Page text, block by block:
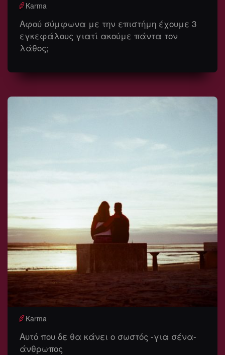
Karma
Αφού σύμφωνα με την επιστήμη έχουμε 3
εγκεφάλους γιατί ακούμε πάντα τον
λάθος;
Karma
Αυτό που δε θα κάνει ο σωστός -για σένα-
άνθρωπος